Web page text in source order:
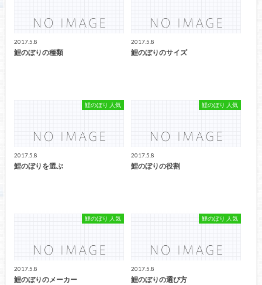
2017.5.8
鯉のぼりの種類
2017.5.8
鯉のぼりのサイズ
鯉のぼり 人気
2017.5.8
鯉のぼりを選ぶ
鯉のぼり 人気
2017.5.8
鯉のぼりの役割
鯉のぼり 人気
2017.5.8
鯉のぼりのメーカー
鯉のぼり 人気
2017.5.8
鯉のぼりの選び方